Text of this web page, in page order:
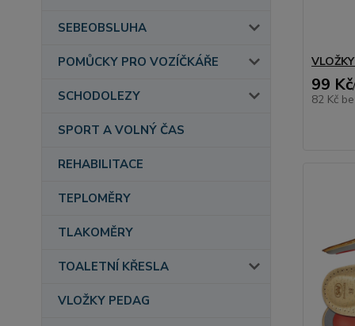
SEBEOBSLUHA
POMŮCKY PRO VOZÍČKÁŘE
SCHODOLEZY
SPORT A VOLNÝ ČAS
REHABILITACE
TEPLOMĚRY
TLAKOMĚRY
TOALETNÍ KŘESLA
VLOŽKY PEDAG
99 Kč/
82 Kč